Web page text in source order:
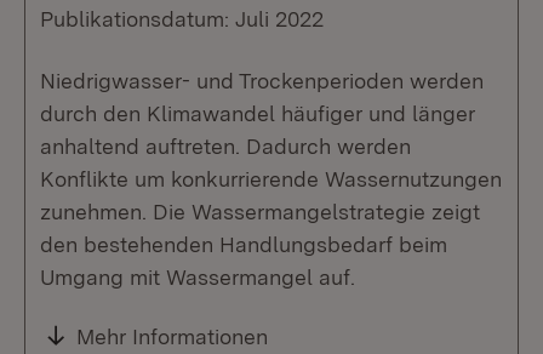
Publikationsdatum: Juli 2022
Niedrigwasser- und Trockenperioden werden
durch den Klimawandel häufiger und länger
anhaltend auftreten. Dadurch werden
Konflikte um konkurrierende Wassernutzungen
zunehmen. Die Wassermangelstrategie zeigt
den bestehenden Handlungsbedarf beim
Umgang mit Wassermangel auf.
Mehr Informationen